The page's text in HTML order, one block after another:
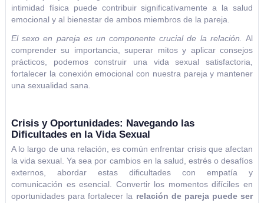
intimidad física puede contribuir significativamente a la salud
emocional y al bienestar de ambos miembros de la pareja.
El sexo en pareja es un componente crucial de la relación. Al
comprender su importancia, superar mitos y aplicar consejos
prácticos, podemos construir una vida sexual satisfactoria,
fortalecer la conexión emocional con nuestra pareja y mantener
una sexualidad sana.
Crisis y Oportunidades: Navegando las
Dificultades en la Vida Sexual
A lo largo de una relación, es común enfrentar crisis que afectan
la vida sexual. Ya sea por cambios en la salud, estrés o desafíos
externos, abordar estas dificultades con empatía y
comunicación es esencial. Convertir los momentos difíciles en
oportunidades para fortalecer la relación de pareja puede ser